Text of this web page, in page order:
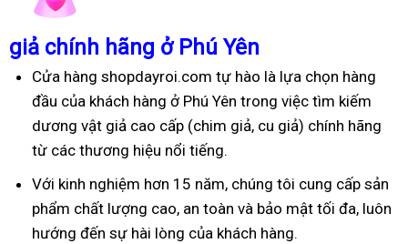
giả chính hãng ở Phú Yên
Cửa hàng shopdayroi.com tự hào là lựa chọn hàng
đầu của khách hàng ở Phú Yên trong việc tìm kiếm
dương vật giả cao cấp (chim giả, cu giả) chính hãng
từ các thương hiệu nổi tiếng.
Với kinh nghiệm hơn 15 năm, chúng tôi cung cấp sản
phẩm chất lượng cao, an toàn và bảo mật tối đa, luôn
hướng đến sự hài lòng của khách hàng.